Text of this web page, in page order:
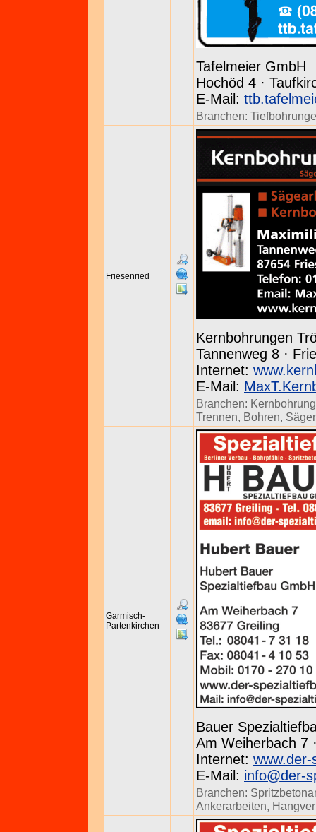
Tafelmeier GmbH
Hochöd 4 ·
E-Mail:
Branchen:
Friesenried
Kernbohrungen
Tannenweg 8 ·
Internet:
E-Mail:
Branchen:
Trennen, Bohren,
Garmisch-
Partenkirchen
Bauer
Am Weiherbach 7
Internet: www.der-
E-Mail: info@der-
Branchen:
Ankerarbeiten,